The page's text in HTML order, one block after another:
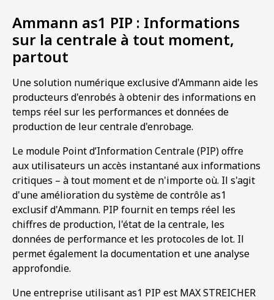
Ammann as1 PIP : Informations
sur la centrale à tout moment,
partout
Une solution numérique exclusive d'Ammann aide les
producteurs d'enrobés à obtenir des informations en
temps réel sur les performances et données de
production de leur centrale d'enrobage.
Le module Point d’Information Centrale (PIP) offre
aux utilisateurs un accès instantané aux informations
critiques – à tout moment et de n'importe où. Il s'agit
d'une amélioration du système de contrôle as1
exclusif d'Ammann. PIP fournit en temps réel les
chiffres de production, l'état de la centrale, les
données de performance et les protocoles de lot. Il
permet également la documentation et une analyse
approfondie.
Une entreprise utilisant as1 PIP est MAX STREICHER